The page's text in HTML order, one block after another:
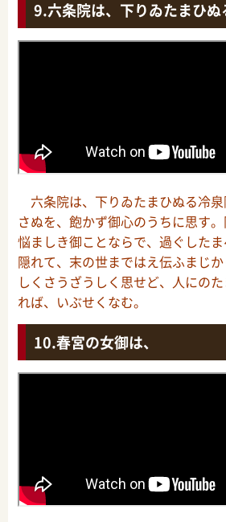
六条院は、下りゐたまひぬ
六条院は、下りゐたまひぬる冷
さぬを、飽かず御心のうちに思す
悩ましき御ことならで、過ぐした
隠れて、末の世まではえ伝ふまじ
しくさうざうしく思せど、人にの
れば、いぶせくなむ。
春宮の女御は、